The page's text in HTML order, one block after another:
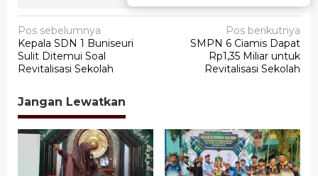
N
a
v
g
a
Pos sebelumnya
Kepala SDN 1 Buniseuri
Sulit Ditemui Soal
Revitalisasi Sekolah
Pos berikutnya
SMPN 6 Ciamis Dapat
Rp1,35 Miliar untuk
Revitalisasi Sekolah
Jangan Lewatkan